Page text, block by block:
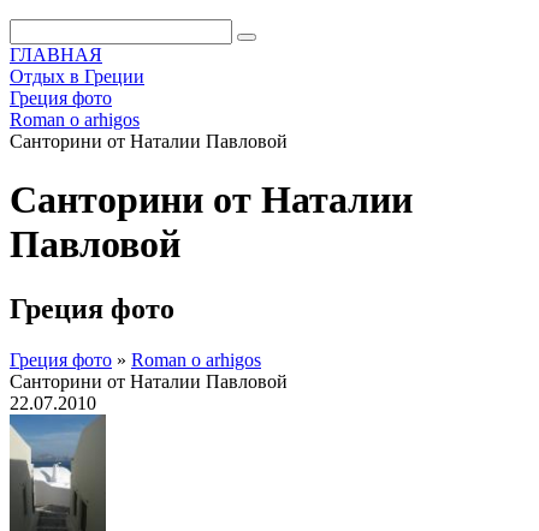
ГЛАВНАЯ
Отдых в Греции
Греция фото
Roman o arhigos
Санторини от Наталии Павловой
Санторини от Наталии
Павловой
Греция фото
Греция фото » Roman o arhigos
Санторини от Наталии Павловой
22.07.2010